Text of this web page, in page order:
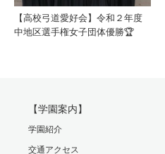
【高校弓道愛好会】令和２年度
中地区選手権女子団体優勝🏆
【学園案内】
学園紹介
交通アクセス